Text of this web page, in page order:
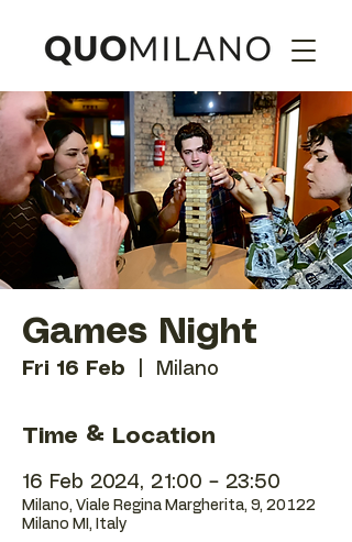
Games Night
Fri 16 Feb Milano
Time & Location
16 Feb 2024, 21:00 – 23:50
Milano, Viale Regina Margherita, 9, 20122
Milano MI, Italy